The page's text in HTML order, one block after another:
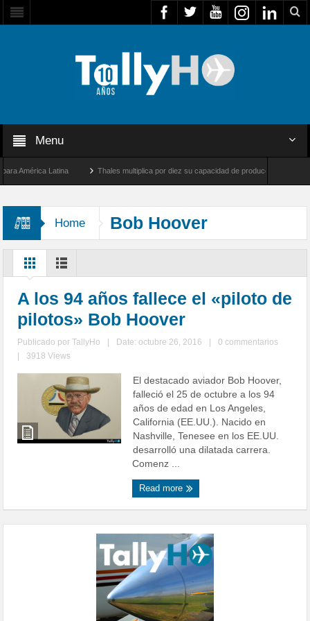
Menu
Latina Thales multiplica por diez su capacidad de producción de radares
Home Bob Hoover
A los 94 años fallece el «piloto de
pilotos» Bob Hoover
Publicado porTallyHo Date: octubre 26, 2016
0 commentarios
3918 Views
El destacado aviador Bob Hoover,
falleció el 25 de octubre a los 94
años de edad en Los Angeles,
California (EE.UU.). Nacido en
Nashville, Tenesee en los EE.UU.
desarrolló una dilatada carrera.
Comenz ...
Read more